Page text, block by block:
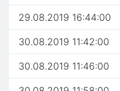
29.08.2019 16:44:00
30.08.2019 11:42:00
30.08.2019 11:46:00